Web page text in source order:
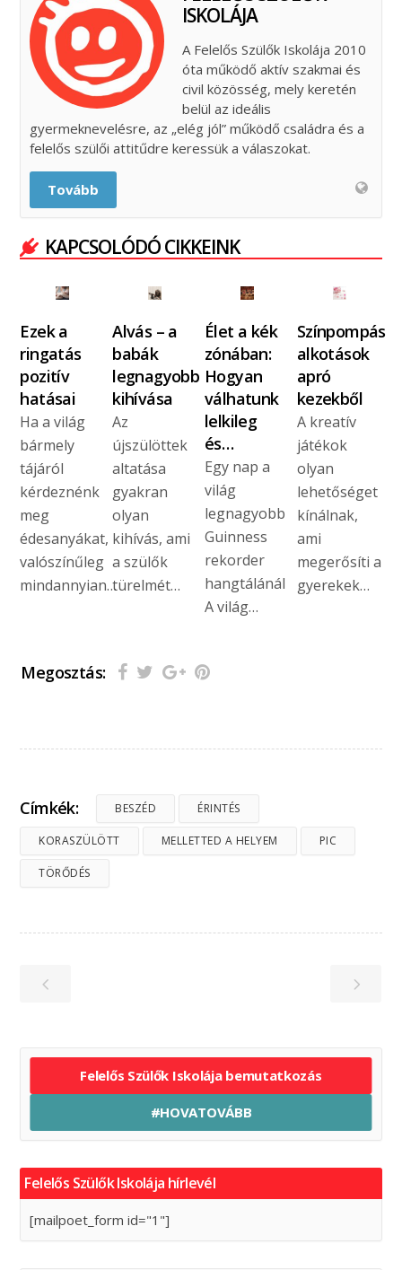
ISKOLÁJA
A Felelős Szülők Iskolája 2010
óta működő aktív szakmai és
civil közösség, mely keretén
belül az ideális
gyermeknevelésre, az „elég jól” működő családra és a
felelős szülői attitűdre keressük a válaszokat.
Tovább
KAPCSOLÓDÓ CIKKEINK
Ezek a
ringatás
pozitív
hatásai
Ha a világ
bármely
tájáról
kérdeznénk
meg
édesanyákat,
valószínűleg
mindannyian…
Alvás – a
babák
legnagyobb
kihívása
Az
újszülöttek
altatása
gyakran
olyan
kihívás, ami
a szülők
türelmét…
Élet a kék
zónában:
Hogyan
válhatunk
lelkileg
és…
Egy nap a
világ
legnagyobb
Guinness
rekorder
hangtálánál
A világ…
Színpompás
alkotások
apró
kezekből
A kreatív
játékok
olyan
lehetőséget
kínálnak,
ami
megerősíti a
gyerekek…
Megosztás:
Címkék: BESZÉD ÉRINTÉS
KORASZÜLÖTT MELLETTED A HELYEM PIC
TÖRŐDÉS
Felelős Szülők Iskolája bemutatkozás
#HOVATOVÁBB
Felelős Szülők Iskolája hírlevél
[mailpoet_form id="1"]